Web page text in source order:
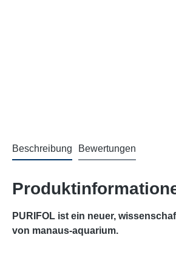
Beschreibung Bewertungen
PURIFOL ist ein neuer,
von manaus-aquarium.